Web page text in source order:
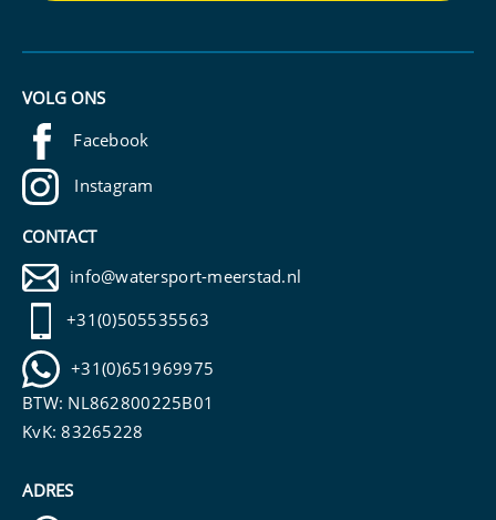
VOLG ONS
Facebook
Instagram
CONTACT
info@watersport-meerstad.nl
+31(0)505535563
+31(0)651969975
BTW: NL862800225B01
KvK: 83265228
ADRES